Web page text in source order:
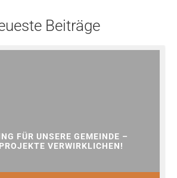
Beiträge
FÜR UNSERE GEMEINDE –
VERWIRKLICHEN!